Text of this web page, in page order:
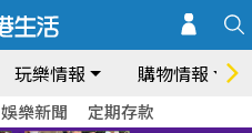
玩樂情報 購物情報
娛樂新聞 定期存款